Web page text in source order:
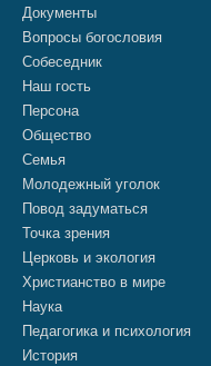
Документы
Вопросы богословия
Собеседник
Наш гость
Персона
Общество
Семья
Молодежный уголок
Повод задуматься
Точка зрения
Церковь и экология
Христианство в мире
Наука
Педагогика и психология
История